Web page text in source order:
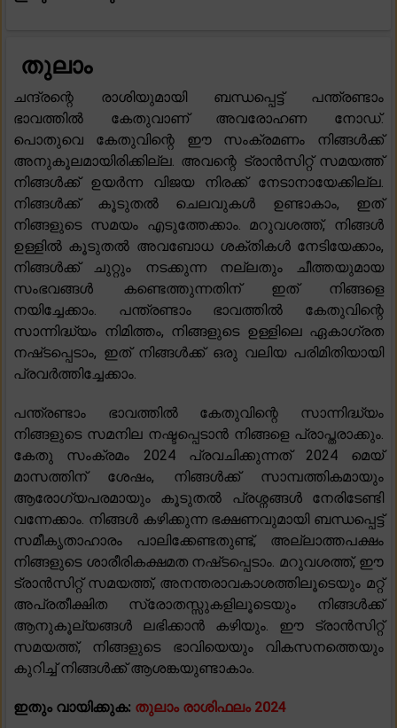
തുലാം
ചന്ദ്രന്റെ രാശിയുമായി ബന്ധപ്പെട്ട് പന്ത്രണ്ടാം
ഭാവത്തിൽ കേതുവാണ് അവരോഹണ നോഡ്.
പൊതുവെ കേതുവിന്റെ ഈ സംക്രമണം നിങ്ങൾക്ക്
അനുകൂലമായിരിക്കില്ല. അവന്റെ ട്രാൻസിറ്റ് സമയത്ത്
നിങ്ങൾക്ക് ഉയർന്ന വിജയ നിരക്ക് നേടാനായേക്കില്ല.
നിങ്ങൾക്ക് കൂടുതൽ ചെലവുകൾ ഉണ്ടാകാം, ഇത്
നിങ്ങളുടെ സമയം എടുത്തേക്കാം. മറുവശത്ത്, നിങ്ങൾ
ഉള്ളിൽ കൂടുതൽ അവബോധ ശക്തികൾ നേടിയേക്കാം,
നിങ്ങൾക്ക് ചുറ്റും നടക്കുന്ന നല്ലതും ചീത്തയുമായ
സംഭവങ്ങൾ കണ്ടെത്തുന്നതിന് ഇത് നിങ്ങളെ
നയിച്ചേക്കാം. പന്ത്രണ്ടാം ഭാവത്തിൽ കേതുവിന്റെ
സാന്നിദ്ധ്യം നിമിത്തം, നിങ്ങളുടെ ഉള്ളിലെ ഏകാഗ്രത
നഷ്‌ടപ്പെടാം, ഇത് നിങ്ങൾക്ക് ഒരു വലിയ പരിമിതിയായി
പ്രവർത്തിച്ചേക്കാം.
പന്ത്രണ്ടാം ഭാവത്തിൽ കേതുവിന്റെ സാന്നിദ്ധ്യം
നിങ്ങളുടെ സമനില നഷ്ടപ്പെടാൻ നിങ്ങളെ പ്രാപ്തരാക്കും.
കേതു സംക്രമം 2024 പ്രവചിക്കുന്നത് 2024 മെയ്
മാസത്തിന് ശേഷം, നിങ്ങൾക്ക് സാമ്പത്തികമായും
ആരോഗ്യപരമായും കൂടുതൽ പ്രശ്നങ്ങൾ നേരിടേണ്ടി
വന്നേക്കാം. നിങ്ങൾ കഴിക്കുന്ന ഭക്ഷണവുമായി ബന്ധപ്പെട്ട്
സമീകൃതാഹാരം പാലിക്കേണ്ടതുണ്ട്, അല്ലാത്തപക്ഷം
നിങ്ങളുടെ ശാരീരികക്ഷമത നഷ്‌ടപ്പെടാം. മറുവശത്ത്, ഈ
ട്രാൻസിറ്റ് സമയത്ത്, അനന്തരാവകാശത്തിലൂടെയും മറ്റ്
അപ്രതീക്ഷിത സ്രോതസ്സുകളിലൂടെയും നിങ്ങൾക്ക്
ആനുകൂല്യങ്ങൾ ലഭിക്കാൻ കഴിയും. ഈ ട്രാൻസിറ്റ്
സമയത്ത്, നിങ്ങളുടെ ഭാവിയെയും വികസനത്തെയും
കുറിച്ച് നിങ്ങൾക്ക് ആശങ്കയുണ്ടാകാം.
ഇതും വായിക്കുക: തുലാം രാശിഫലം 2024